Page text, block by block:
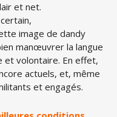
et net.
image de dandy
manœuvrer la langue
et volontaire. En effet,
actuels, et, même
et engagés.